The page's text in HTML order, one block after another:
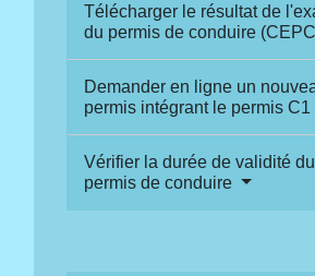
Télécharger le résultat de
du permis de conduire
Demander en ligne un
permis intégrant le permis C1
Vérifier la durée de validité du
permis de conduire